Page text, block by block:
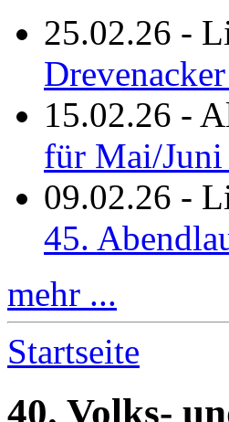
25.02.26 -
15.02.26 -
für Mai/Juni
09.02.26 -
45.
mehr ...
Startseite
40. Volks-